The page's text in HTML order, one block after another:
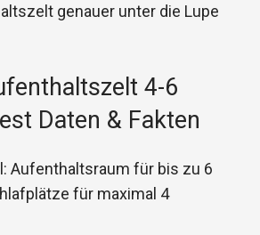
genauer unter die Lupe
4-6
Daten & Fakten
Aufenthaltsraum für bis zu 6
für maximal 4